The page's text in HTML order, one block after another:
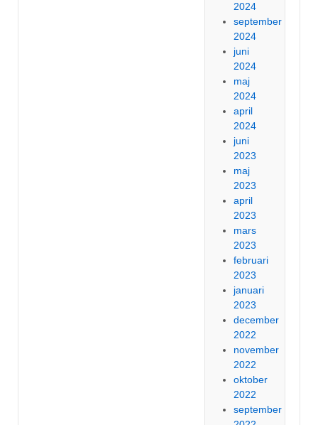
2024
september
2024
juni
2024
maj
2024
april
2024
juni
2023
maj
2023
april
2023
mars
2023
februari
2023
januari
2023
december
2022
november
2022
oktober
2022
september